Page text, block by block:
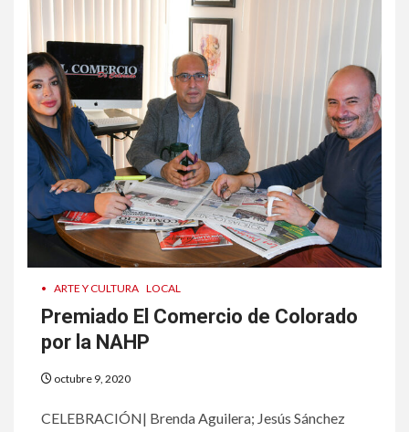
• ARTE Y CULTURA LOCAL
Premiado El Comercio de Colorado
por la NAHP
octubre 9, 2020
CELEBRACIÓN| Brenda Aguilera; Jesús Sánchez